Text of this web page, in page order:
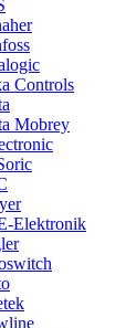
Controls
Mobrey
Elektronik